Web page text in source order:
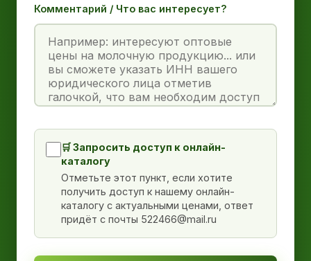
Комментарий / Что вас интересует?
🛒 Запросить доступ к онлайн-
каталогу
Отметьте этот пункт, если хотите
получить доступ к нашему онлайн-
каталогу с актуальными ценами, ответ
придёт с почты 522466@mail.ru